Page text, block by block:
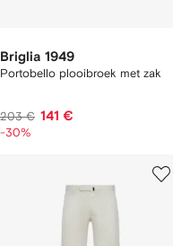
Briglia 1949
Portobello plooibroek met zak
203 € 141 €
-30%